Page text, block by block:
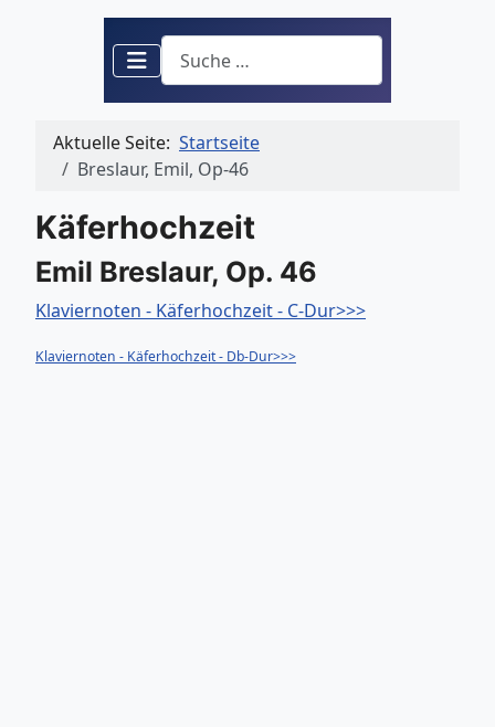
Suchen
Aktuelle Seite: Startseite
Breslaur, Emil, Op-46
Käferhochzeit
Emil Breslaur, Op. 46
Klaviernoten - Käferhochzeit - C-Dur>>>
Klaviernoten - Käferhochzeit - Db-Dur>>>